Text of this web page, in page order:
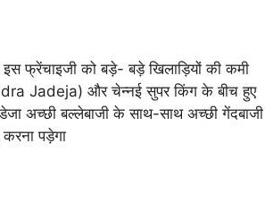
फ्रेंचाइजी को बड़े- बड़े खिलाड़ियों की कमी
Jadeja) और चेन्नई सुपर किंग के बीच हुए
अच्छी बल्लेबाजी के साथ-साथ अच्छी गेंदबाजी
पड़ेगा